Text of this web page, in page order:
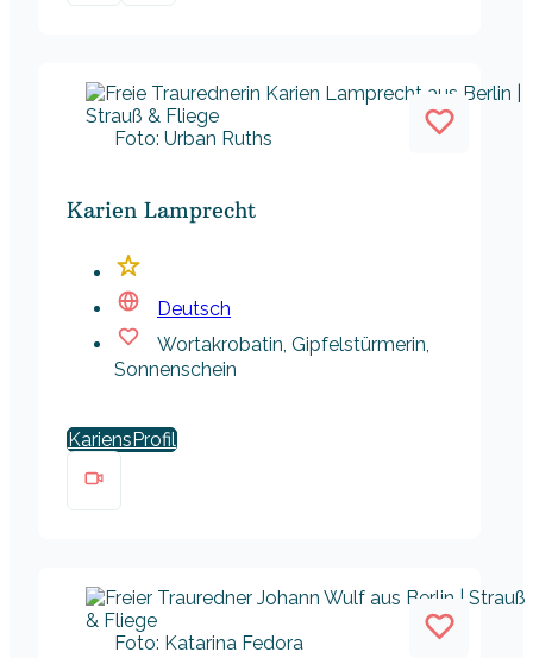
Foto: Urban Ruths
Karien Lamprecht
Deutsch
Wortakrobatin, Gipfelstürmerin,
Sonnenschein
Kariens
Foto: Katarina Fedora